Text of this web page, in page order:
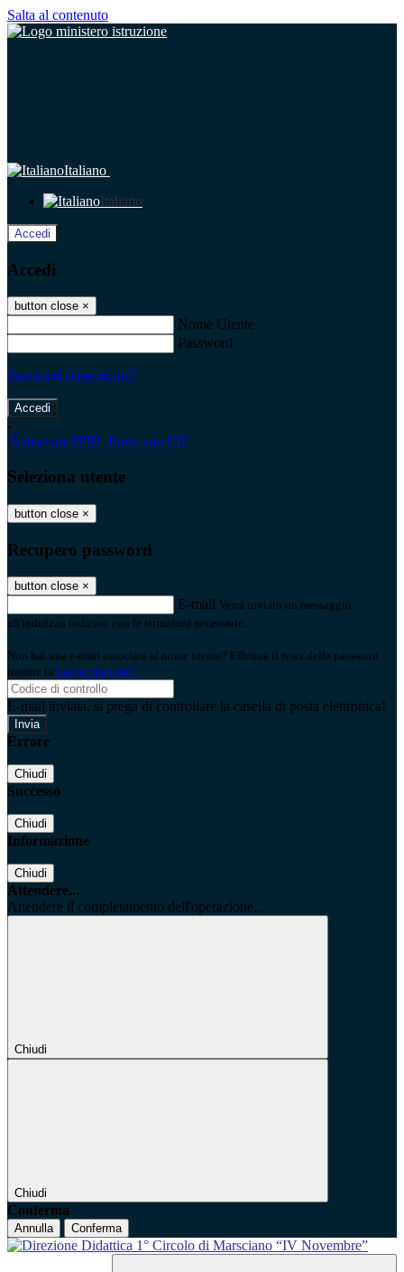
Salta al contenuto
Italiano
Italiano
Accedi
Accedi
button close ×
Nome Utente
Password
Password dimenticata?
-
Entra con SPID Entra con CIE
Seleziona utente
button close ×
Recupero password
button close ×
E-mail Verrà inviato un messaggio
all'indirizzo indicato con le istruzioni necessarie.
Non hai una e-mail associata al nome utente? Effettua il reset della password
tramite la Login Spaggiari
E-mail inviata, si prega di controllare la casella di posta elettronica!
Errore
Chiudi
Successo
Chiudi
Informazione
Chiudi
Attendere...
Attendere il completamento dell'operazione...
Chiudi
Chiudi
Conferma
Annulla Conferma